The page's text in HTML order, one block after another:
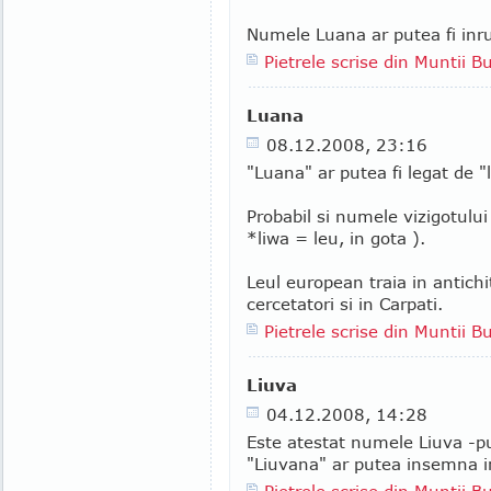
Numele Luana ar putea fi
Pietrele scrise din Muntii
Luana
08.12.2008, 23:16
"Luana" ar putea fi legat de
Probabil si numele
*liwa = leu, in gota ).
Leul european traia in
cercetatori si in Carpati.
Pietrele scrise din Muntii
Liuva
04.12.2008, 14:28
Este atestat numele Liuva -
"Liuvana" ar putea insemna